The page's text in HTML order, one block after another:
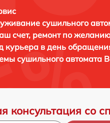
сушильного
счет, ремонт по
курьера в день
сушильного автомата
консультация со